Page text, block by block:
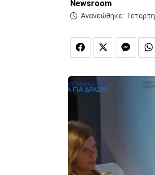
Newsroom
Ανανεώθηκε: